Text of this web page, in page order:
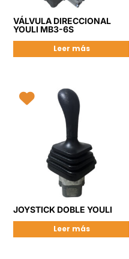
VÁLVULA DIRECCIONAL
YOULI MB3-6S
Leer más
JOYSTICK DOBLE YOULI
Leer más